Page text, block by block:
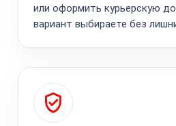
или оформить курьерскую
вариант выбираете без